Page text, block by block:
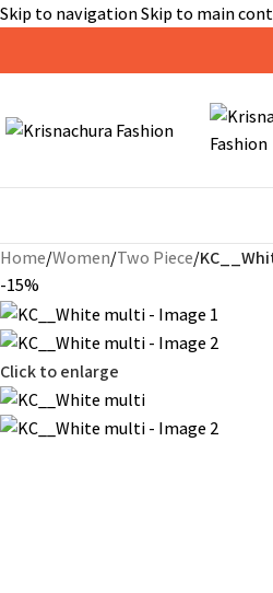
Skip to navigationSkip to main
Home/Women/Two Piece/
-15%
Click to enlarge